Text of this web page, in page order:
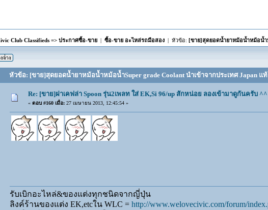
Club Classifieds => ประกาศซื้อ-ขาย| ซื้อ-ขาย อะไหล่รถมือสอง| หัวข้อ: [ขาย]สุดยอดน้ำยาหม้อน้ำหม้อน้ำ
หัวข้อ: [ขาย]สุดยอดน้ำยาหม้อน้ำหม้อน้ำSuper grade Coolant นำเข้าจากประเทศ Japan แ
Re: [ขาย]ฝาเคฟล่า Spoon รุ่น2เพลท ใส่ EK,Si 96/up สักหน่อย ลองเข้ามาดูกันครับ ^^
« ตอบ #160 เมื่อ:27 เมษายน 2013, 12:45:54 »
รับเบิกอะไหล่&ของแต่งทุกชนิดจากญี่ปุ่น
ลิงค์ร้านของแต่ง EK,etcใน WLC = http://www.welovecivic.com/forum/